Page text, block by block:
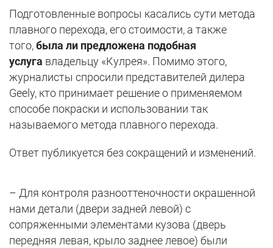
Подготовленные вопросы касались сути метода
плавного перехода, его стоимости, а также
того,была ли предложена подобная
услуга владельцу «Кулрея». Помимо этого,
журналисты спросили представителей дилера
Geely, кто принимает решение о применяемом
способе покраски и использовании так
называемого метода плавного перехода.
Ответ публикуется без сокращений и изменений.
– Для контроля разнооттеночности окрашенной
нами детали (двери задней левой) с
сопряженными элементами кузова (дверь
передняя левая, крыло заднее левое) были